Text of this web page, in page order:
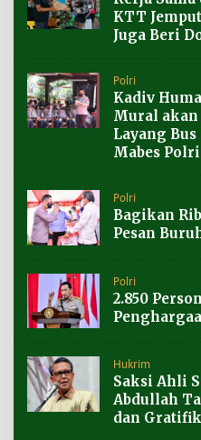
KTT
Juga Beri
Polri
Kadiv
Mural
Layang
Mabes Polri
Polri
Bagikan
Pesan
Polri
2.850
Hukrim
Saksi Ahli
Abdullah
dan